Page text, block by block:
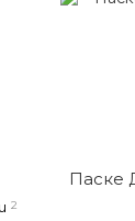
Паске
2